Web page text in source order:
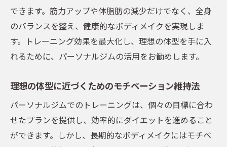
理想と現実のギャップを埋めるアプローチ
品川区のパーソナルジムで得られる効果的なト
レーニング
トレーニングによる身体の変化とその時間
効果を最大化するための正しいフォーム
自分に合った強度とボリュームの見極め方
トレーナーとの信頼関係の構築
できます。筋力アップや体脂肪の減少だけでなく、全身
のバランスを整え、健康的なボディメイクを実現しま
す。トレーニング効果を最大化し、理想の体型を手に入
れるために、パーソナルジムの活用をお勧めします。
理想の体型に近づくためのモチベーション維持法
パーソナルジムでのトレーニングは、個々の目標に合わ
せたプランを提供し、効率的にダイエットを進めること
ができます。しかし、長期的なボディメイクにはモチベ